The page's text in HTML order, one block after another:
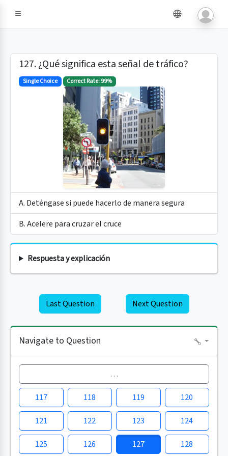
IA
127. ¿Qué significa esta señal de tráfico?
Single Choice Correct Rate: 99%
A. Deténgase si puede hacerlo de manera segura
B. Acelere para cruzar el cruce
Respuesta y explicación
Last Question Next Question
Navigate to Question
…
117 118 119 120
121 122 123 124
125 126 127 128